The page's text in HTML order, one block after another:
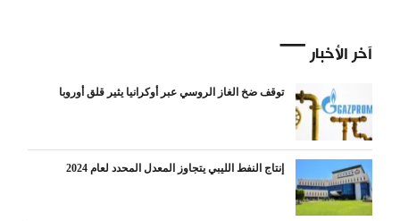
آخر الأخبار
توقف ضخ الغاز الروسي عبر أوكرانيا يثير قلق أوروبا
إنتاج النفط الليبي يتجاوز المعدل المحدد لعام 2024